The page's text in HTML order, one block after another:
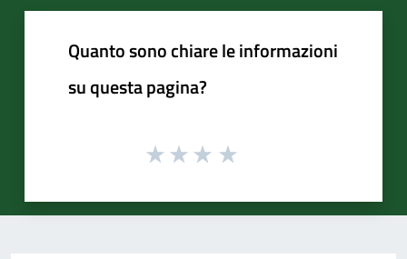
Quanto sono chiare le informazioni
su questa pagina?